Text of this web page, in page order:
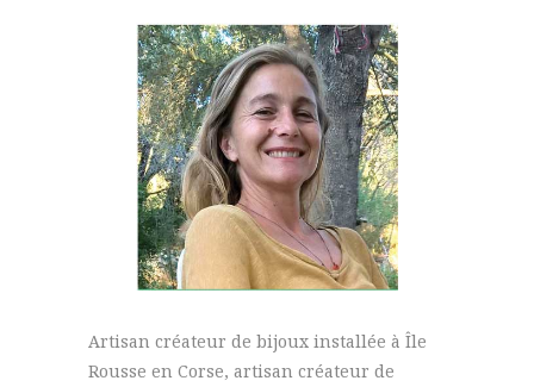
Artisan créateur de bijoux installée à Île
Rousse en Corse, artisan créateur de